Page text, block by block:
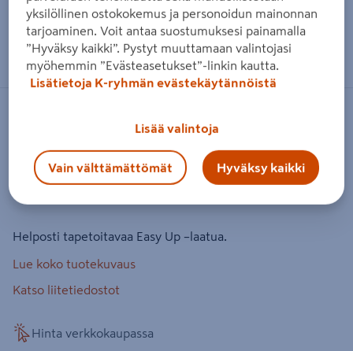
Zoomaa kuvaa sormilla kosketusnäytöllä
10,05m
Helposti tapetoitavaa Easy Up –laatua.
Lue koko tuotekuvaus
Katso liitetiedostot
Hinta verkkokaupassa
yksilöllinen ostokokemus ja personoidun mainonnan
tarjoaminen. Voit antaa suostumuksesi painamalla
”Hyväksy kaikki”. Pystyt muuttamaan valintojasi
myöhemmin ”Evästeasetukset”-linkin kautta.
Lisätietoja K-ryhmän evästekäytännöistä
Lisää valintoja
Vain välttämättömät Hyväksy kaikki